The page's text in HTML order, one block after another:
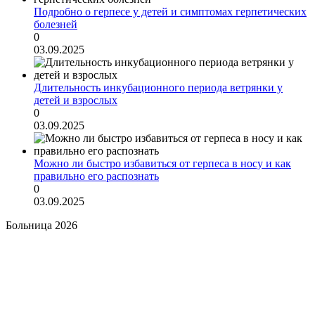
Подробно о герпесе у детей и симптомах герпетических
болезней
0
03.09.2025
Длительность инкубационного периода ветрянки у
детей и взрослых
0
03.09.2025
Можно ли быстро избавиться от герпеса в носу и как
правильно его распознать
0
03.09.2025
Больница 2026